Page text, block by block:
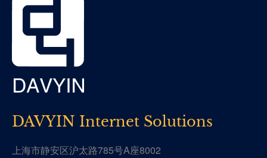
DAVYIN Internet Solutions
上海市静安区沪太路785号A座8002